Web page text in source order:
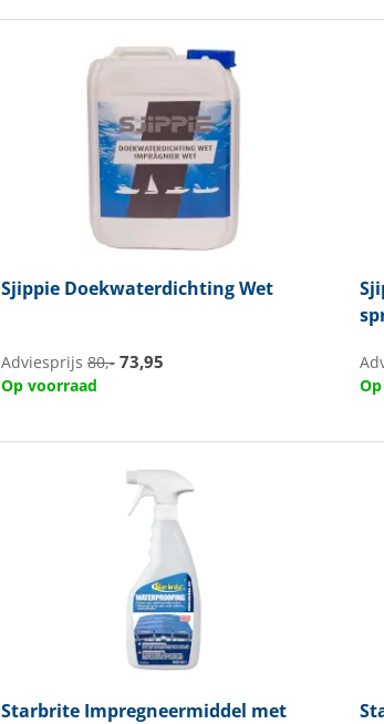
SjippieDoekwaterdichting Wet
Adviesprijs 80,- 73,95
Op voorraad
StarbriteImpregneermiddel met